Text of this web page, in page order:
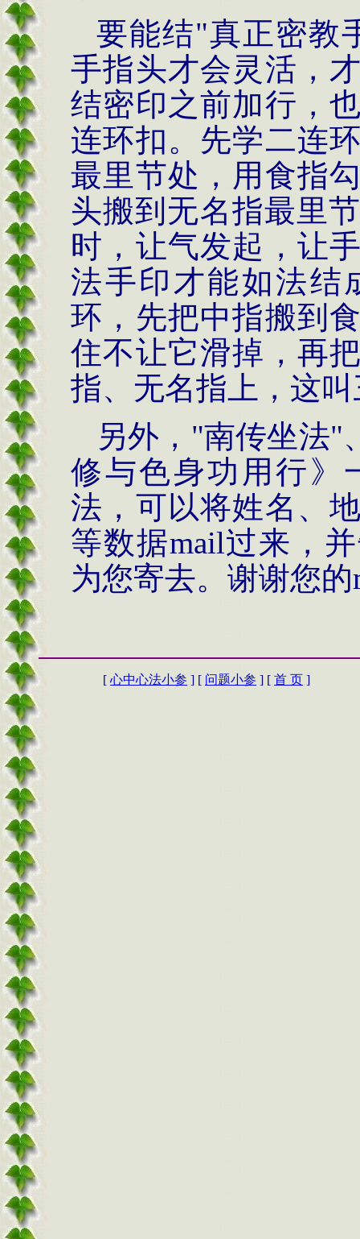
要能结"真正密教
手指头才会灵活，
结密印之前加行，
连环扣。先学二连
最里节处，用食指
头搬到无名指最里
时，让气发起，让
法手印才能如法结
环，先把中指搬到
住不让它滑掉，再
指、无名指上，这
另外，"南传坐法"
修与色身功用行》
法，可以将姓名、
等数据mail过来，
为您寄去。谢谢您
[ 心中心法小参 ] [ 问题小参 ] [ 首 页 ]